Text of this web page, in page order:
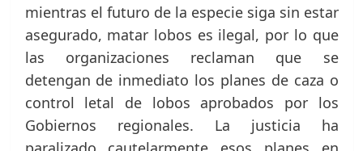
mientras el futuro de la especie siga sin estar
asegurado, matar lobos es ilegal, por lo que
las organizaciones reclaman que se
detengan de inmediato los planes de caza o
control letal de lobos aprobados por los
Gobiernos regionales. La justicia ha